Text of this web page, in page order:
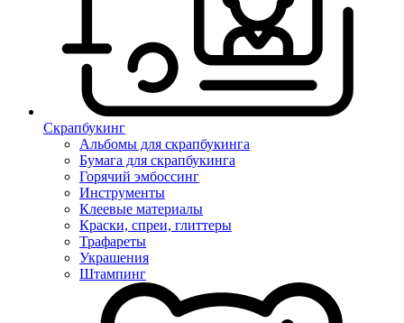
Скрапбукинг
Альбомы для скрапбукинга
Бумага для скрапбукинга
Горячий эмбоссинг
Инструменты
Клеевые материалы
Краски, спреи, глиттеры
Трафареты
Украшения
Штампинг